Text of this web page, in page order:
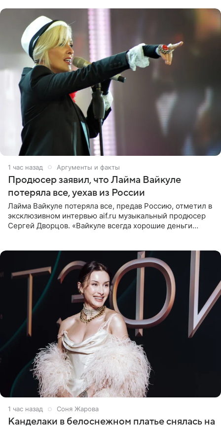
1 час назад Аргументы и факты
Продюсер заявил, что Лайма Вайкуле
потеряла все, уехав из России
Лайма Вайкуле потеряла все, предав Россию, отметил в
эксклюзивном интервью aif.ru музыкальный продюсер
Сергей Дворцов. «Вайкуле всегда хорошие деньги
1 час назад Соня Жарова
Канделаки в белоснежном платье снялась на